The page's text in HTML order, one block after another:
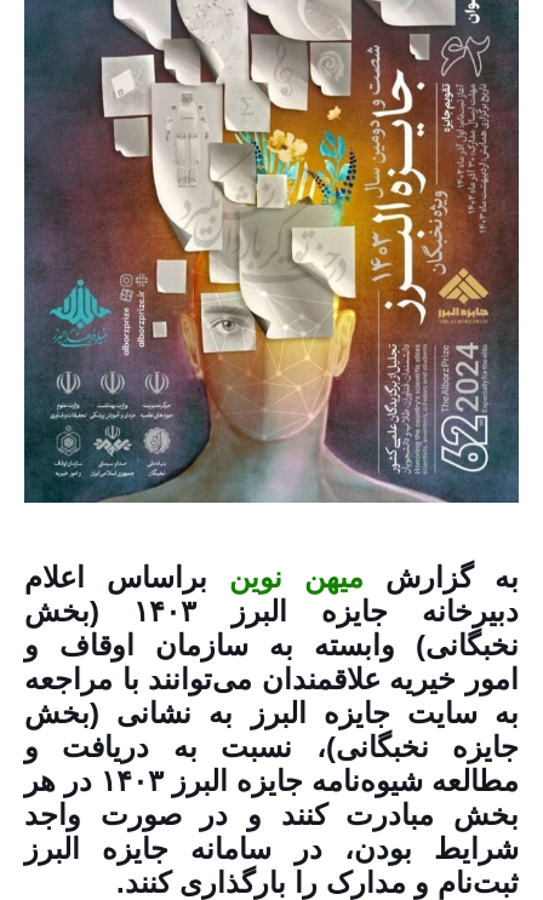
به گزارش میهن نوین براساس اعلام
دبیرخانه جایزه البرز ۱۴۰۳ (بخش
نخبگانی) وابسته به سازمان اوقاف و
امور خیریه علاقمندان می‌توانند با مراجعه
به سایت جایزه البرز به نشانی (بخش
جایزه نخبگانی)، نسبت به دریافت و
مطالعه شیوه‌نامه جایزه البرز ۱۴۰۳ در هر
بخش مبادرت کنند و در صورت واجد
شرایط بودن، در سامانه جایزه البرز
ثبت‌نام و مدارک را بارگذاری کنند.